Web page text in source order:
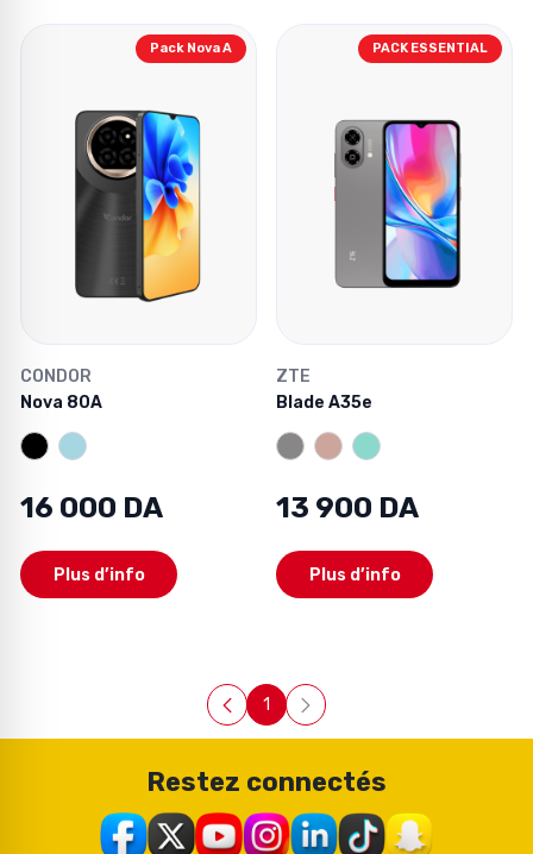
Pack Nova A
CONDOR
Nova 80A
16 000 DA
Plus d’info
PACK ESSENTIAL
ZTE
Blade A35e
13 900 DA
Plus d’info
Page
1
Restez connectés